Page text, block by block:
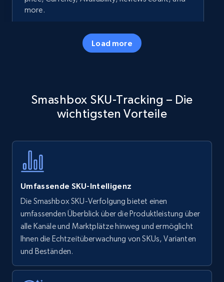
more.
5.7K+ Jetzt anfangen
specific keywords
Title, Seller name, Brand, Description, Initial
Amazon products - find products by using
upc numbers
Title, Seller name, Brand, Description, Initial
price, Currency, Availability, Reviews count, and
Load more
Smashbox SKU-Tracking – Die
wichtigsten Vorteile
Umfassende SKU-Intelligenz
Die Smashbox SKU-Verfolgung bietet einen
umfassenden Überblick über die Produktleistung über
alle Kanäle und Marktplätze hinweg und ermöglicht
Ihnen die Echtzeitüberwachung von SKUs, Varianten
und Beständen.